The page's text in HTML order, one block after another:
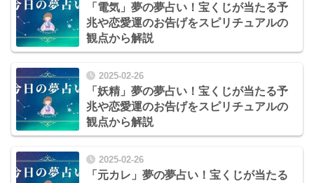
「電気」夢の夢占い！宝くじが当たる予
兆や恋愛運のお告げをスピリチュアルの
観点から解説
2025-02-26
「妖精」夢の夢占い！宝くじが当たる予
兆や恋愛運のお告げをスピリチュアルの
観点から解説
2025-02-26
「元カレ」夢の夢占い！宝くじが当たる